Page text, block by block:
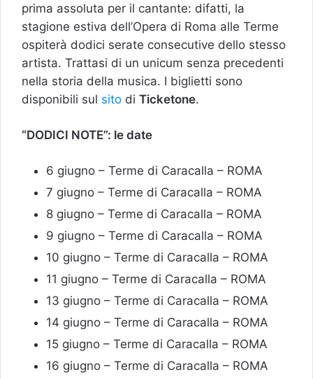
prima assoluta per il cantante: difatti, la
stagione estiva dell’Opera di Roma alle Terme
ospiterà dodici serate consecutive dello stesso
artista. Trattasi di un unicum senza precedenti
nella storia della musica. I biglietti sono
disponibili sul sito di Ticketone.
“DODICI NOTE”: le date
6 giugno – Terme di Caracalla – ROMA
7 giugno – Terme di Caracalla – ROMA
8 giugno – Terme di Caracalla – ROMA
9 giugno – Terme di Caracalla – ROMA
10 giugno – Terme di Caracalla – ROMA
11 giugno – Terme di Caracalla – ROMA
13 giugno – Terme di Caracalla – ROMA
14 giugno – Terme di Caracalla – ROMA
15 giugno – Terme di Caracalla – ROMA
16 giugno – Terme di Caracalla – ROMA